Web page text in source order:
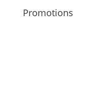
Promotions